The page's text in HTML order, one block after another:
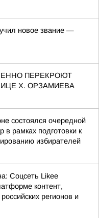
новое звание —
ПЕРЕКРОЮТ
Х. ОРЗАМИЕВА
состоялся очередной
рамках подготовки к
избирателей
Соцсеть Likee
контент,
регионов и